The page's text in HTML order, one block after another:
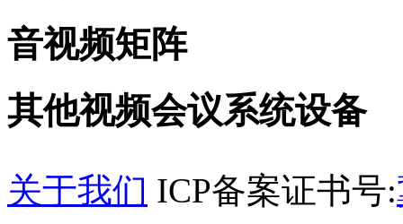
音视频矩阵
其他视频会议系统设备
关于我们 ICP备案证书号: